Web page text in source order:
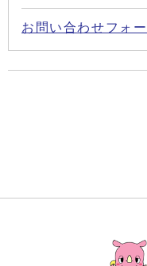
お問い合わせフォー